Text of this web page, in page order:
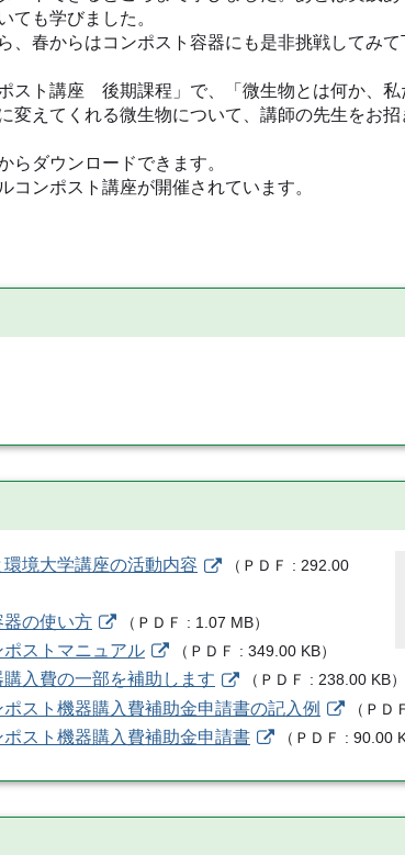
ても学びました。
、春からはコンポスト容器にも是非挑戦してみて
スト講座 後期課程」で、「微生物とは何か、
変えてくれる微生物について、講師の先生をお
ダウンロードできます。
ンポスト講座が開催されています。
境大学講座の活動内容 （ ＰＤＦ
292.00
の使い方 （ ＰＤＦ 1.07 MB）
ストマニュアル （ ＰＤＦ 349.00 KB）
入費の一部を補助します （ ＰＤＦ 238.00 KB）
スト機器購入費補助金申請書の記入例 （ ＰＤＦ
スト機器購入費補助金申請書 （ ＰＤＦ 90.00